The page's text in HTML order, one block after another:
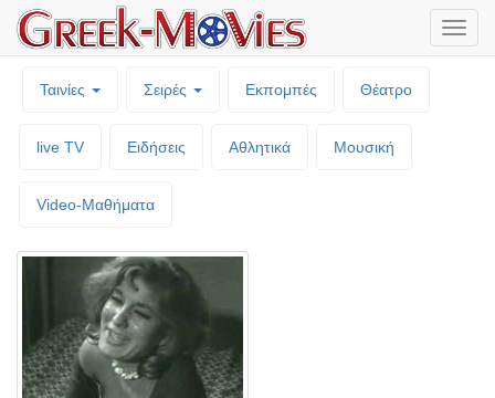
Ταινίες Σειρές Εκπομπές Θέατρο
live TV Ειδήσεις Αθλητικά Μουσική
Video-Mαθήματα